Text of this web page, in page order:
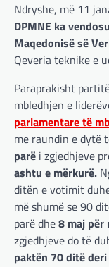
Ndryshe, më 11
DPMNE ka
Maqedonisë së
Qeveria teknike e
Paraprakisht
mbledhjen e
parlamentare të
me raundin e dytë
parë i zgjedhjeve
ashtu e mërkurë.
ditën e votimit
më shumë se 90
parë dhe8 maj për
zgjedhjeve do të
paktën 70 ditë